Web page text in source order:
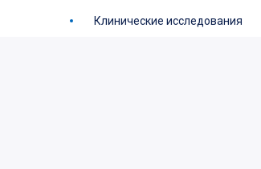
Клинические исследования